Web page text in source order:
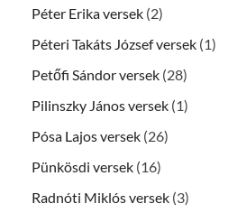
Péter Erika versek (2)
Péteri Takáts József versek (1)
Petőfi Sándor versek (28)
Pilinszky János versek (1)
Pósa Lajos versek (26)
Pünkösdi versek (16)
Radnóti Miklós versek (3)